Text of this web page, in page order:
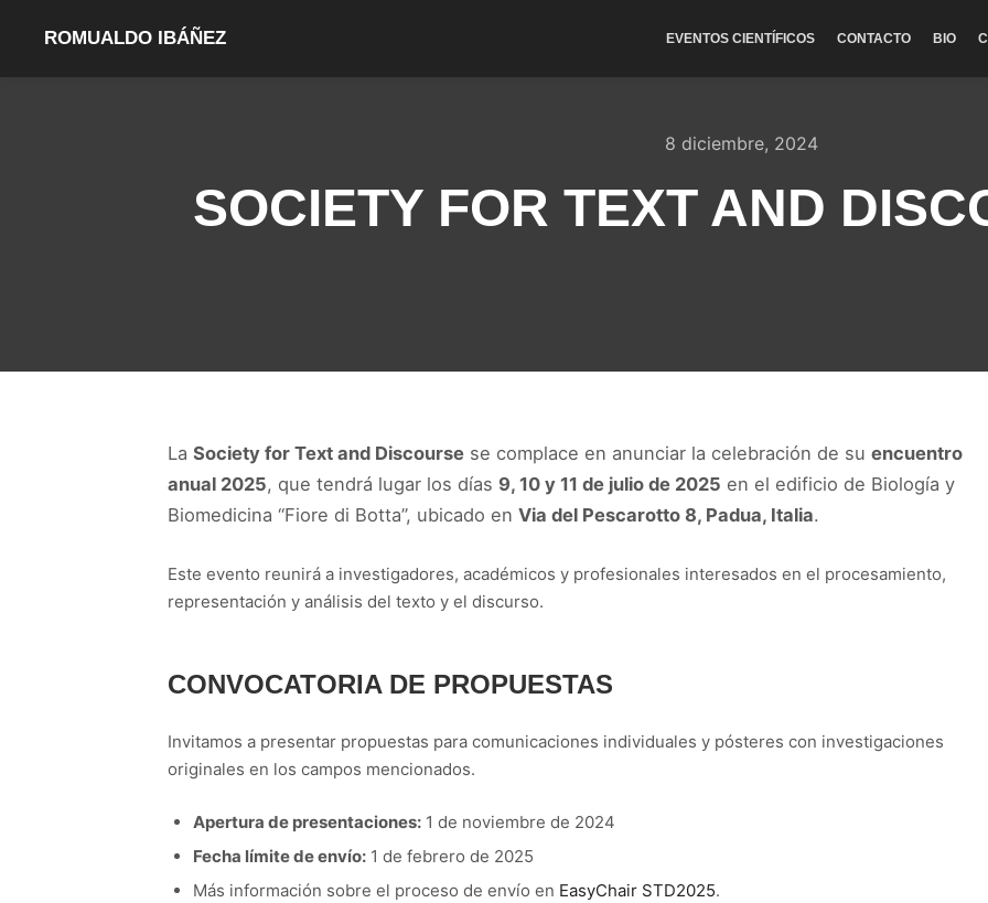
ROMUALDO IBÁÑEZ EVENTOS CIENTÍFICOS CONTACTO BIO
8 diciembre, 2024
SOCIETY FOR TEXT AND
La Society for Text and Discourse se complace en anunciar la celebración de su encuentro
anual 2025, que tendrá lugar los días 9, 10 y 11 de julio de 2025 en el edificio de Biología y
Biomedicina “Fiore di Botta”, ubicado en Via del Pescarotto 8, Padua, Italia.
Este evento reunirá a investigadores, académicos y profesionales interesados en el procesamiento,
representación y análisis del texto y el discurso.
CONVOCATORIA DE PROPUESTAS
Invitamos a presentar propuestas para comunicaciones individuales y pósteres con investigaciones
originales en los campos mencionados.
Apertura de presentaciones:1 de noviembre de 2024
Fecha límite de envío:1 de febrero de 2025
Más información sobre el proceso de envío en EasyChair STD2025.